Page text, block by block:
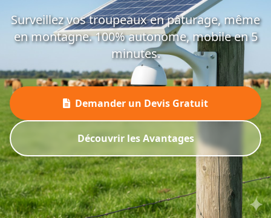
Surveillez vos troupeaux en pâturage, même
en montagne. 100% autonome, mobile en 5
minutes.
Demander un Devis Gratuit
Découvrir les Avantages